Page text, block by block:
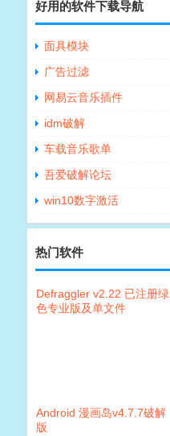
好用的软件下载导航
面具模块
广告过滤
网易云音乐插件
idm破解
车载音乐歌单
吾爱破解论坛
win10数字激活
热门软件
Defraggler v2.22 已注册绿
色专业版及单文件
Android 漫画岛v4.7.7破解
版